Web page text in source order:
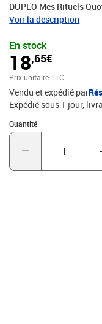
DUPLO Mes Rituels
18 mois comprend
quotidiens, tout en
sur la propreté, ce set
les animaux. Les
Voir la description
En stock
18,65€
Prix unitaire TTC
Vendu et expédié par
Expédié sous 1 jour
Quantité
Quantité : 1